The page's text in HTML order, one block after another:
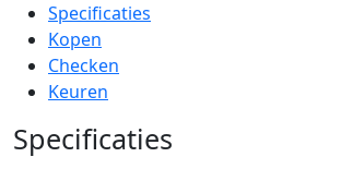
Specificaties
Kopen
Checken
Keuren
Specificaties